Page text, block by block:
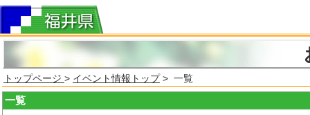
トップページ > イベント情報トップ> 一覧
一覧